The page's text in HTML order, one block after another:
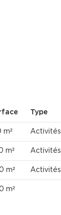
Type
m² Activités
m² Activités
m² Activités
m²